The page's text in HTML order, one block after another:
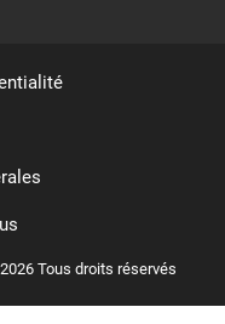
Tous droits réservés